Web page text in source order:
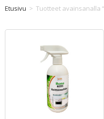
Etusivu > Tuotteet avainsanalla